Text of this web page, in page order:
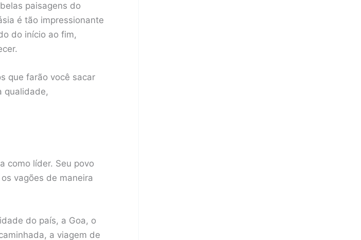
paisagens do
é tão impressionante
do início ao fim,
que farão você sacar
qualidade,
como líder. Seu povo
vagões de maneira
do país, a Goa, o
a viagem de